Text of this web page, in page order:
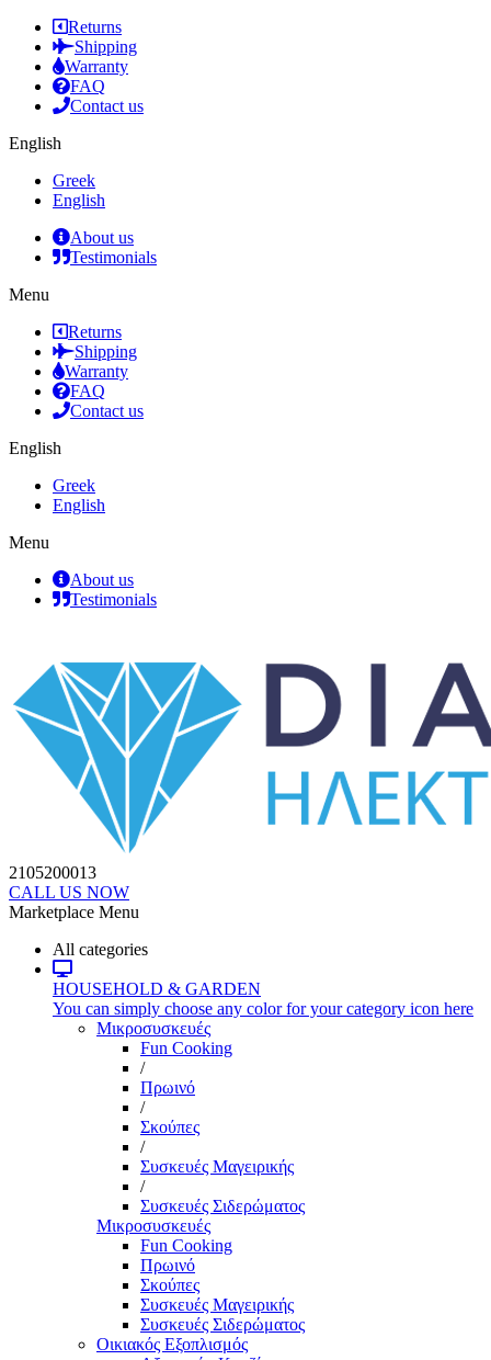
Returns
Shipping
Warranty
FAQ
Contact us
English
Greek
English
About us
Testimonials
Menu
Returns
Shipping
Warranty
FAQ
Contact us
English
Greek
English
Menu
About us
Testimonials
2105200013
CALL US NOW
Marketplace Menu
All categories
HOUSEHOLD & GARDEN
You can simply choose any color for your category icon here
Μικροσυσκευές
Fun Cooking
/
Πρωινό
/
Σκούπες
/
Συσκευές Μαγειρικής
/
Συσκευές Σιδερώματος
Μικροσυσκευές
Fun Cooking
Πρωινό
Σκούπες
Συσκευές Μαγειρικής
Συσκευές Σιδερώματος
Οικιακός Εξοπλισμός